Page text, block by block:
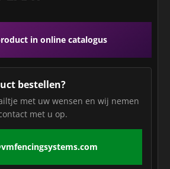
in online catalogus
bestellen?
met uw wensen en wij nemen
met u op.